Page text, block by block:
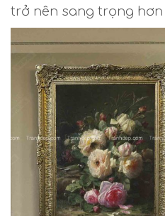
trở nên sang trọng hơn